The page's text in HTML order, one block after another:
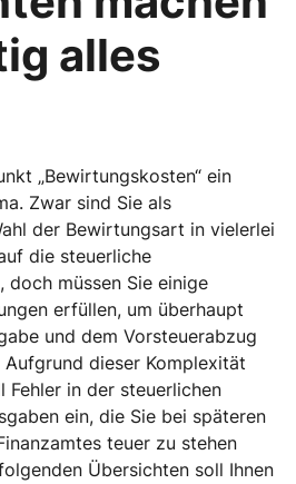
alles
„Bewirtungskosten“ ein
Zwar sind Sie als
der Bewirtungsart in vielerlei
die steuerliche
müssen Sie einige
erfüllen, um überhaupt
und dem Vorsteuerabzug
dieser Komplexität
Fehler in der steuerlichen
ein, die Sie bei späteren
teuer zu stehen
Übersichten soll Ihnen